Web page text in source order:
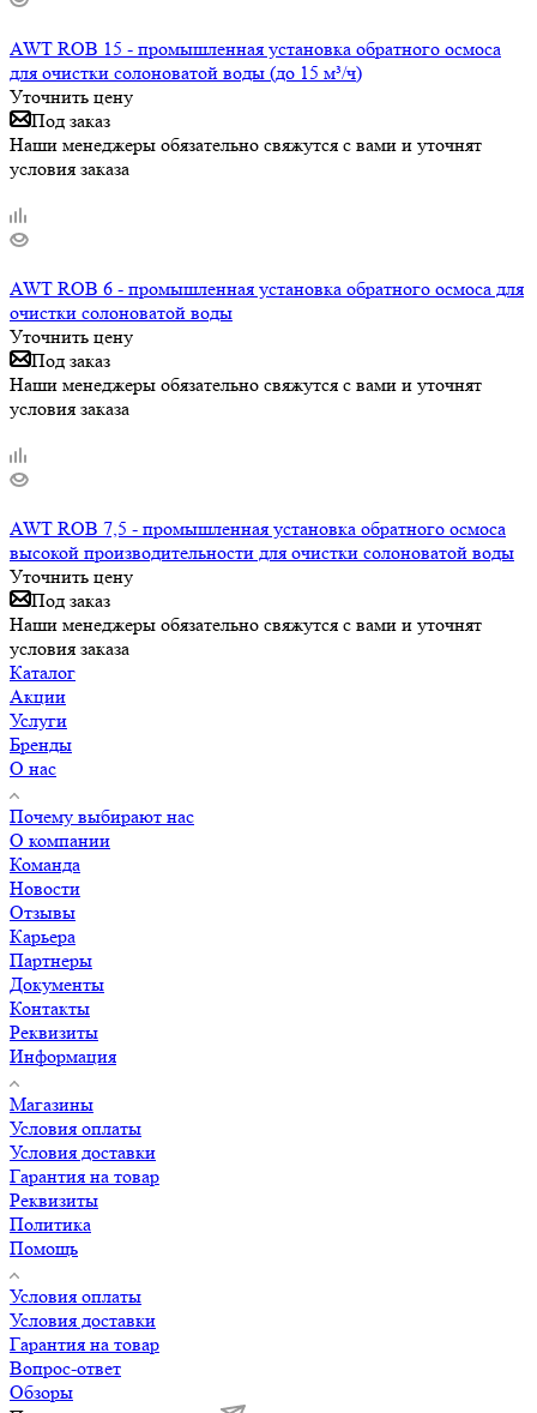
AWT ROB 15 - промышленная установка обратного осмоса
для очистки солоноватой воды (до 15 м³/ч)
Уточнить цену
Под заказ
Наши менеджеры обязательно свяжутся с вами и уточнят
условия заказа
AWT ROB 6 - промышленная установка обратного осмоса для
очистки солоноватой воды
Уточнить цену
Под заказ
Наши менеджеры обязательно свяжутся с вами и уточнят
условия заказа
AWT ROB 7,5 - промышленная установка обратного осмоса
высокой производительности для очистки солоноватой воды
Уточнить цену
Под заказ
Наши менеджеры обязательно свяжутся с вами и уточнят
условия заказа
Каталог
Акции
Услуги
Бренды
О нас
Почему выбирают нас
О компании
Команда
Новости
Отзывы
Карьера
Партнеры
Документы
Контакты
Реквизиты
Информация
Магазины
Условия оплаты
Условия доставки
Гарантия на товар
Реквизиты
Политика
Помощь
Условия оплаты
Условия доставки
Гарантия на товар
Вопрос-ответ
Обзоры